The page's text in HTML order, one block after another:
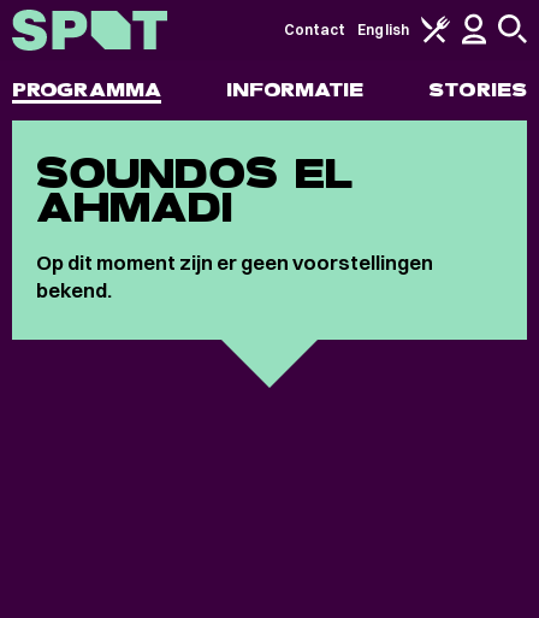
PROGRAMMA INFORMATIE STORIES
Contact English
SOUNDOS EL
AHMADI
Op dit moment zijn er geen voorstellingen
bekend.